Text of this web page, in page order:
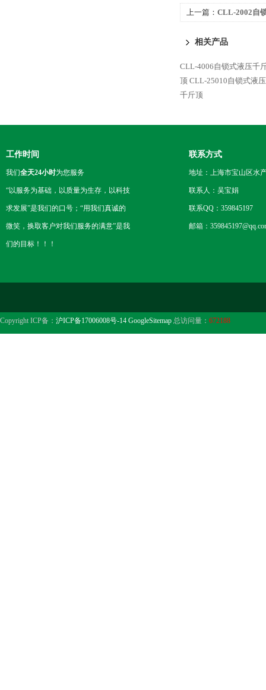
上一篇： CLL-2002自
相关产品
CLL-4006自锁式液压千
顶 CLL-25010自锁式液
千斤顶
工作时间
我们全天24小时为您服务
“以服务为基础，以质量为生存，以科技
求发展”是我们的口号；“用我们真诚的
微笑，换取客户对我们服务的满意”是我
们的目标！！！
联系方式
地址：上海市宝山区水
联系人：吴宝娟
联系QQ：359845197
邮箱：
Copyright ICP备： 沪ICP备17006008号-14 GoogleSitemap 总访问量： 672188